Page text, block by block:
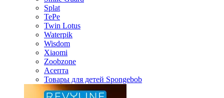
Splat
TePe
Twin Lotus
Waterpik
Wisdom
Xiaomi
Zoobzone
Асепта
Товары для детей Spongebob